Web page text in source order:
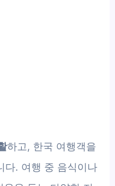
하고, 한국 여행객을
다. 여행 중 음식이나